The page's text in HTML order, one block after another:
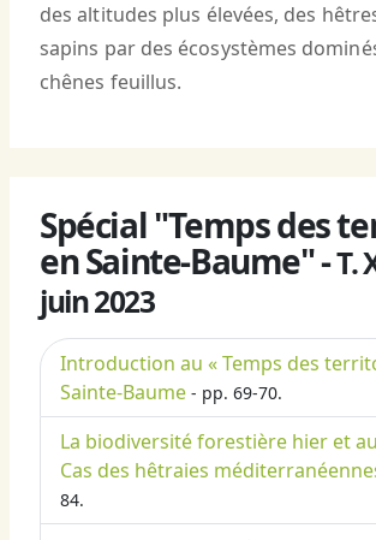
des altitudes plus élevées, des
sapins par des écosystèmes
chênes feuillus.
Spécial "Temps des
en Sainte-Baume" -T.
juin 2023
Introduction au « Temps des
Sainte-Baume - pp. 69-70.
La biodiversité forestière hier et
Cas des hêtraies
84.